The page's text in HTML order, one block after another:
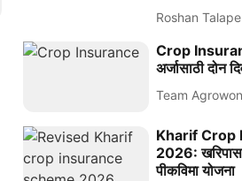
Roshan Talape
Crop
अर्जासाठी दोन
Team Agrowon
Kharif Crop
2026:
पीकविमा योजना